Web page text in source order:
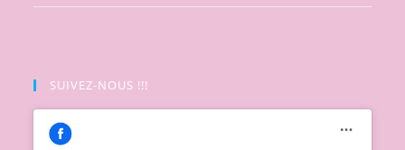
SUIVEZ-NOUS !!!